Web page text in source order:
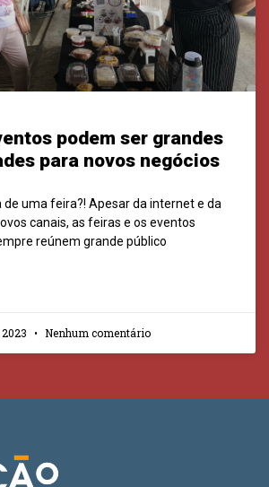
podem ser grandes
para novos negócios
de uma feira?! Apesar da internet e da
canais, as feiras e os eventos
reúnem grande público
Nenhum comentário